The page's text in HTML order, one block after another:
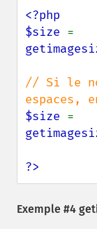
<?php
$size
// Si le
$size
?>
Exemple #4